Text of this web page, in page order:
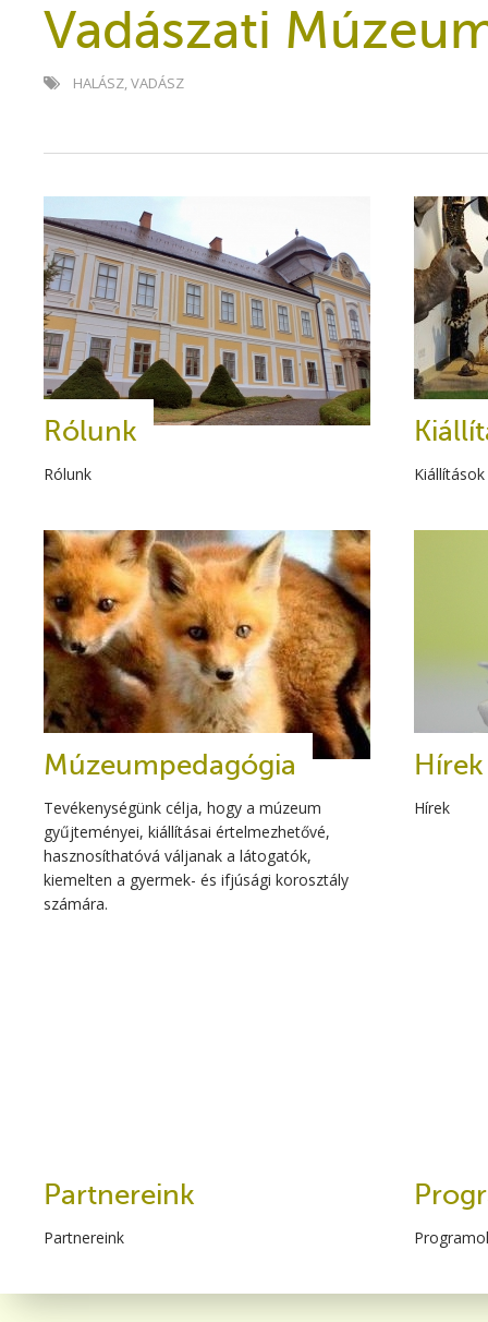
Vadászati
HALÁSZ,VADÁSZ
Rólunk
Rólunk Kiállítások
Múzeumpedagógia
Tevékenységünk célja, hogy a múzeum
gyűjteményei, kiállításai értelmezhetővé,
hasznosíthatóvá váljanak a látogatók,
kiemelten a gyermek- és ifjúsági korosztály
számára.
Hírek
Hírek
Partnereink
Partnereink